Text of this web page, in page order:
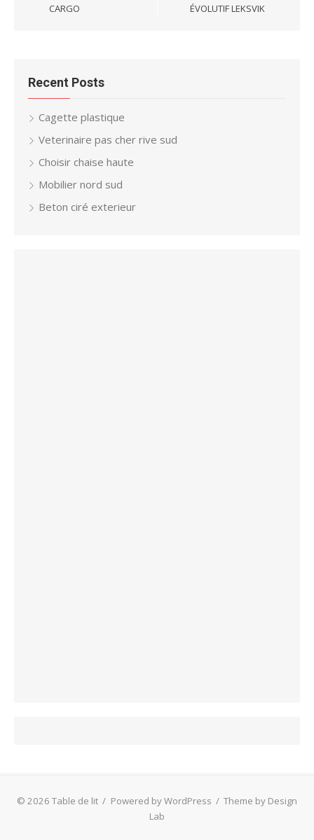
CARGO
ÉVOLUTIF LEKSVIK
Recent Posts
Cagette plastique
Veterinaire pas cher rive sud
Choisir chaise haute
Mobilier nord sud
Beton ciré exterieur
© 2026 Table de lit / Powered by WordPress / Theme by Design
Lab